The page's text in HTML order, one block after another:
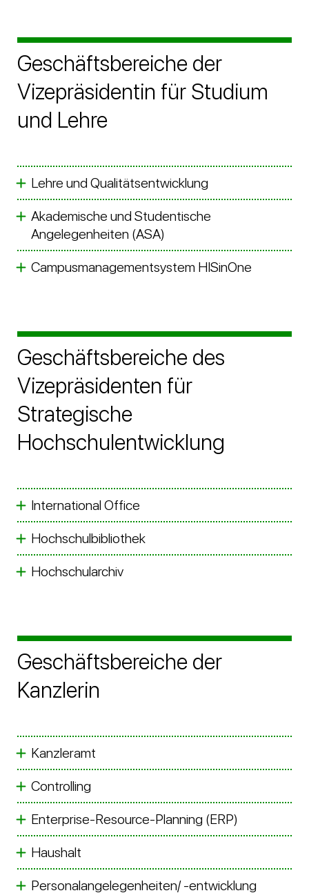
Geschäftsbereiche der
Vizepräsidentin für Studium
und Lehre
Lehre und Qualitätsentwicklung
Akademische und Studentische
Angelegenheiten (ASA)
Campusmanagementsystem HISinOne
Geschäftsbereiche des
Vizepräsidenten für
Strategische
Hochschulentwicklung
International Office
Hochschulbibliothek
Hochschularchiv
Geschäftsbereiche der
Kanzlerin
Kanzleramt
Controlling
Enterprise-Resource-Planning (ERP)
Haushalt
Personalangelegenheiten/ -entwicklung